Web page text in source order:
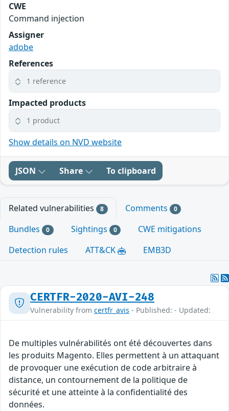
CWE
Command injection
Assigner
adobe
References
1 reference
Impacted products
1 product
Show details on NVD website
JSON Share To clipboard
Related vulnerabilities 8 Comments 0
Bundles 0 Sightings 0
CWE mitigations
Detection rules
ATT&CK EMB3D
CERTFR-2020-AVI-248
Vulnerability from certfr_avis - Published: - Updated:
De multiples vulnérabilités ont été découvertes dans
les produits Magento. Elles permettent à un attaquant
de provoquer une exécution de code arbitraire à
distance, un contournement de la politique de
sécurité et une atteinte à la confidentialité des
données.